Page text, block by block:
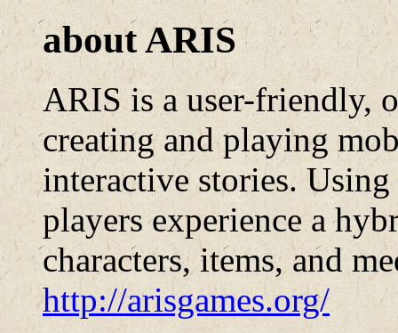
about ARIS
ARIS is a user-friendly,
creating and playing
interactive stories.
players experience a
characters, items, and
http://arisgames.org/